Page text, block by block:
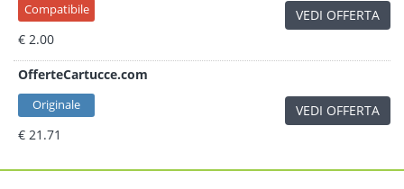
Compatibile
€ 2.00
VEDI OFFERTA
OfferteCartucce.com
Originale
€ 21.71
VEDI OFFERTA